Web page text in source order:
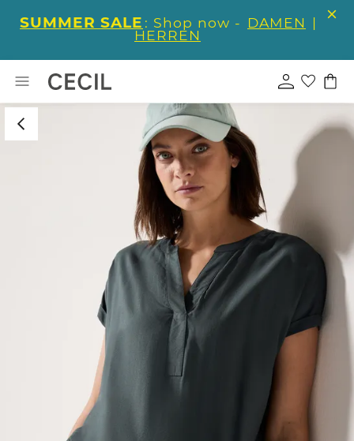
SUMMER SALE : Shop now - DAMEN |
HERREN